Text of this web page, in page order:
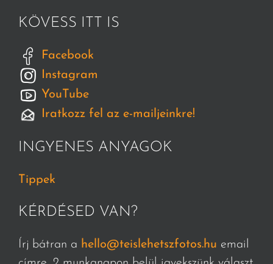
KÖVESS ITT IS
Facebook
Instagram
YouTube
Iratkozz fel az e-mailjeinkre!
INGYENES ANYAGOK
Tippek
KÉRDÉSED VAN?
Írj bátran a hello@teislehetszfotos.hu email